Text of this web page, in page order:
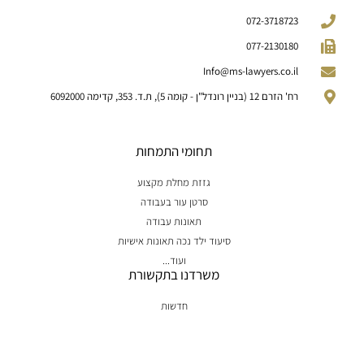
072-3718723
077-2130180
Info@ms-lawyers.co.il
רח' הזרם 12 (בניין רונדל"ן - קומה 5), ת.ד. 353, קדימה 6092000
תחומי התמחות
גזזת מחלת מקצוע
סרטן עור בעבודה
תאונות עבודה
סיעוד ילד נכה תאונות אישיות
ועוד...
משרדנו בתקשורת
חדשות